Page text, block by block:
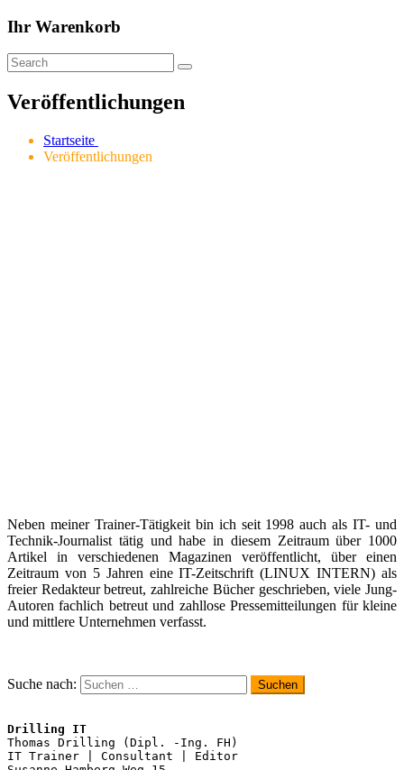
Ihr Warenkorb
Veröffentlichungen
Startseite
Veröffentlichungen
Neben meiner Trainer-Tätigkeit bin ich seit 1998 auch als IT- und
Technik-Journalist tätig und habe in diesem Zeitraum über 1000
Artikel in verschiedenen Magazinen veröffentlicht, über einen
Zeitraum von 5 Jahren eine IT-Zeitschrift (LINUX INTERN) als
freier Redakteur betreut, zahlreiche Bücher geschrieben, viele Jung-
Autoren fachlich betreut und zahllose Pressemitteilungen für kleine
und mittlere Unternehmen verfasst.
Suche nach:
Drilling IT
Thomas Drilling (Dipl. -Ing. FH)
IT Trainer | Consultant | Editor